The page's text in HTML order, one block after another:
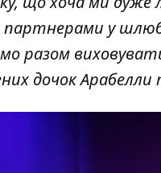
партнерами у
разом
дочок Арабелли